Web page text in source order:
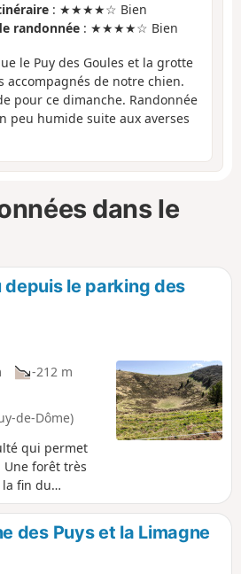
: ★★★★☆ Bien
randonnée : ★★★★☆ Bien
le Puy des Goules et la grotte
accompagnés de notre chien.
pour ce dimanche. Randonnée
peu humide suite aux averses
dans le
depuis le parking des
-212 m
de-Dôme)
qui permet
Une forêt très
fin du
vues sur le
⚠️ (3)
dans le
complet.
des Puys et la Limagne